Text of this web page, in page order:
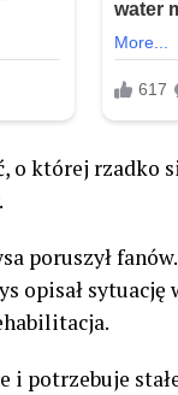
o której rzadko
poruszył
opisał
i potrzebuje